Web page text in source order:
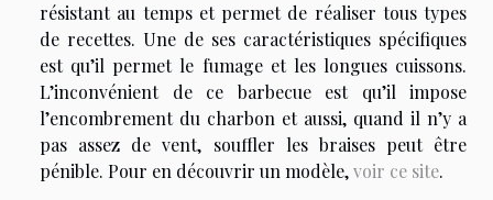
résistant au temps et permet de réaliser tous types
de recettes. Une de ses caractéristiques spécifiques
est qu’il permet le fumage et les longues cuissons.
L’inconvénient de ce barbecue est qu’il impose
l’encombrement du charbon et aussi, quand il n’y a
pas assez de vent, souffler les braises peut être
pénible. Pour en découvrir un modèle,voir ce site.